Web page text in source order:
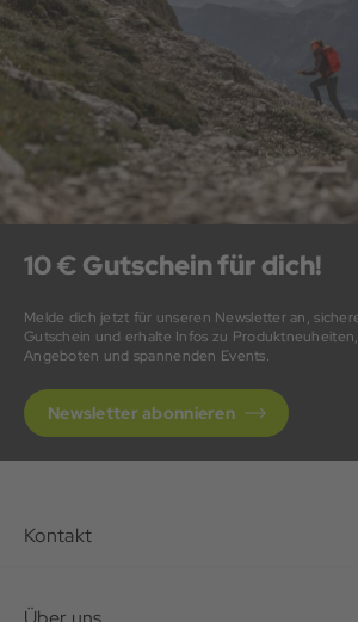
10 € Gutschein für dich!
Melde dich jetzt für unseren Newsletter an,
Gutschein und erhalte Infos zu
Angeboten und spannenden Events.
Newsletter abonnieren
Kontakt